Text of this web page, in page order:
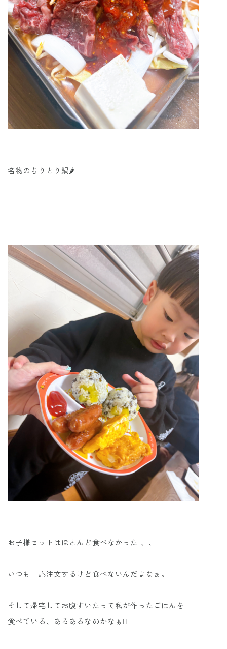
名物のちりとり鍋🌶️
お子様セットはほとんど食べなかった 、、
いつも一応注文するけど食べないんだよなぁ。
そして帰宅してお腹すいたって私が作ったごはんを
食べている、あるあるなのかなぁ🫩